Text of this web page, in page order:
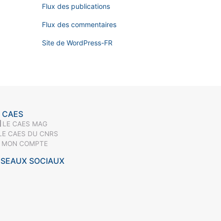
Flux des publications
Flux des commentaires
Site de WordPress-FR
CAES
LE CAES MAG
CAES DU CNRS
COMPTE
SOCIAUX